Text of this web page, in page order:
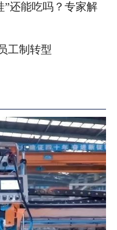
”还能吃吗？专家解
工制转型
价 | 政策 | 市场 | 项目